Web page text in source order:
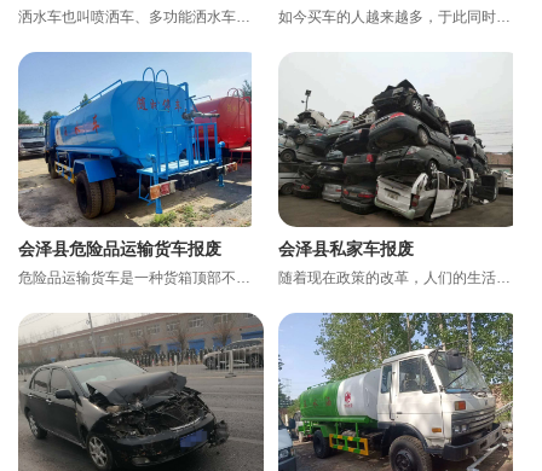
洒水车也叫喷洒车、多功能洒水车、园林绿化洒水车、水罐车、运水车。 洒水车适合于各种路面冲洗，树木、绿化... 如今买车的人越来越多，于此同时，我们也经常看到路边，停车场以及草丛堆里停着不少僵尸车。要不是车主去了...
会泽县危险品运输货车报废
危险品运输货车是一种货箱顶部不封闭，排气管前置并装有防火花装置，运送石油化工品、炸药、鞭炮等危险品的...
会泽县私家车报废
随着现在政策的改革，人们的生活也是越来越好，很多人都购买了自己的小轿车。据统计我国私家车已突破2亿辆，...